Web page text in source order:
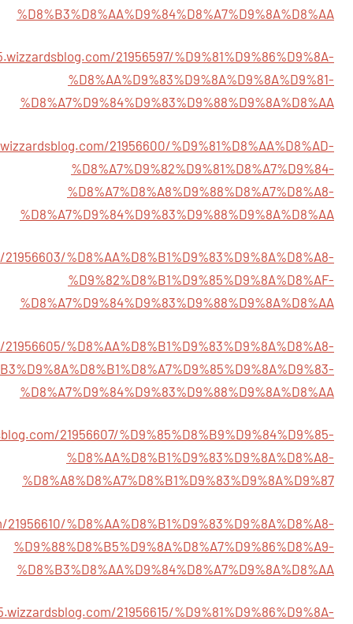
%D8%B3%D8%AA%D9%84%D8%A7%D9%8A%D8%AA
21956597/%D9%81%D9%86%D9%8A-
%D8%AA%D9%83%D9%8A%D9%8A%D9%81-
%D8%A7%D9%84%D9%83%D9%88%D9%8A%D8%AA
21956600/%D9%81%D8%AA%D8%AD-
%D8%A7%D9%82%D9%81%D8%A7%D9%84-
%D8%A7%D8%A8%D9%88%D8%A7%D8%A8-
%D8%A7%D9%84%D9%83%D9%88%D9%8A%D8%AA
%D8%AA%D8%B1%D9%83%D9%8A%D8%A8-
%D9%82%D8%B1%D9%85%D9%8A%D8%AF-
%D8%A7%D9%84%D9%83%D9%88%D9%8A%D8%AA
%D8%AA%D8%B1%D9%83%D9%8A%D8%A8-
%D8%A7%D9%84%D9%83%D9%88%D9%8A%D8%AA
21956607/%D9%85%D8%B9%D9%84%D9%85-
%D8%AA%D8%B1%D9%83%D9%8A%D8%A8-
%D8%A8%D8%A7%D8%B1%D9%83%D9%8A%D9%87
%D8%AA%D8%B1%D9%83%D9%8A%D8%A8-
%D9%88%D8%B5%D9%8A%D8%A7%D9%86%D8%A9-
%D8%B3%D8%AA%D9%84%D8%A7%D9%8A%D8%AA
21956615/%D9%81%D9%86%D9%8A-